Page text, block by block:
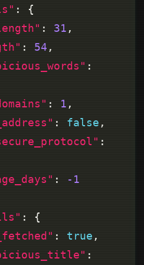
: 31
: 54
: 1
: false
:
-1
: true